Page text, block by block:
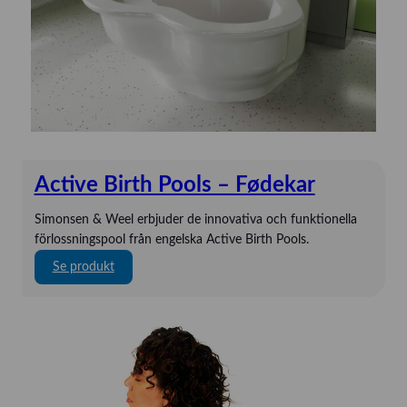
HandyVAQ
Kartsana
Kaya
Mindray
ORSIM
P3 Medical
Quickels
SAM Medical
Active Birth Pools – Fødekar
Simonsen & Weel erbjuder de innovativa och funktionella
förlossningspool från engelska Active Birth Pools.
Se produkt:
A